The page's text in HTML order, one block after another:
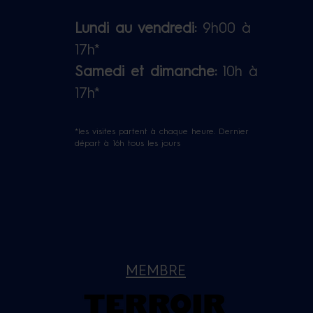
Lundi au vendredi:9h00 à
17h*
Samedi et dimanche:10h à
17h*
*les visites partent à chaque heure. Dernier
départ à 16h tous les jours
MEMBRE